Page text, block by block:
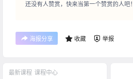
还没有人赞赏，快来当第一个赞赏的人吧！
海报分享 收藏 举报
最新课程 课程中心